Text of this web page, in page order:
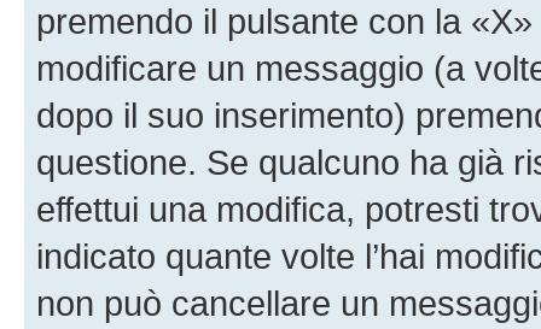
premendo il pulsante con la
modificare un messaggio (a
dopo il suo inserimento)
questione. Se qualcuno ha già
effettui una modifica, potresti
indicato quante volte l’hai
non può cancellare un